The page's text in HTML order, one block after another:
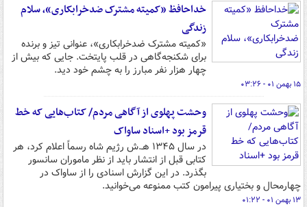
خداحافظ «کمیته مشترک ضدخرابکاری»، سلام
زندگی
«کمیته مشترک ضدخرابکاری»، عنوانی تیز و برنده
برای شکنجه‌گاهی در قلب پایتخت. جایی که بیش از
چهار هزار نفر مبارز را به چشم خود دید.
۱۵ بهمن ۰۱ - ۰۳:۲۶
وحشت پهلوی از آگاهی مردم/ کتاب‌هایی که خط
قرمز بود +اسناد ساواک
در سال ۱۳۴۵ هـ.ش رژیم شاه رسماً اعلام کرد، هر
کتابی قبل از انتشار باید از نظر ماموران سانسور
بگذرد. در این گزارش اسنادی را از ساواک در
چهارمحال و بختیاری پیرامون کتب ممنوعه می‌خوانید.
۱۳ بهمن ۰۱ - ۰۱:۲۲